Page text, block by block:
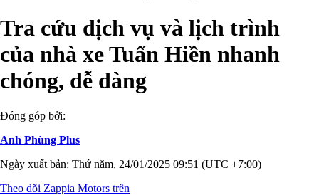
Tra cứu dịch vụ và lịch trình
của nhà xe Tuấn Hiền nhanh
chóng, dễ dàng
Đóng góp bởi:
Anh Phùng Plus
Ngày xuất bản: Thứ năm, 24/01/2025 09:51 (UTC +7:00)
Theo dõi Zappia Motors trên